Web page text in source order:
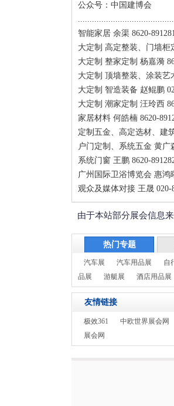
公众号：中国建博会
智能家居 余渠 8620-
大定制 高定整装、门墙柜
大定制 整家定制 杨嘉漪
大定制 顶墙整装、涂装艺
大定制 智造装备 赵鲲鹏
大定制 潮家定制 汪玲西
家居材料 何皓楠 8620-
定制五金、高定选材、建
户门定制、系统五金 黄广
系统门窗 王鹏 8620-
广州国际卫浴博览会 惠鸿
观众及媒体对接 王晟 020-
由于本站部分展会信息
热门专题
汽车展 汽车用品展 自
品展
游艇展 酒店用品展
友情链接
极效361 中欧世界展会网
展会网